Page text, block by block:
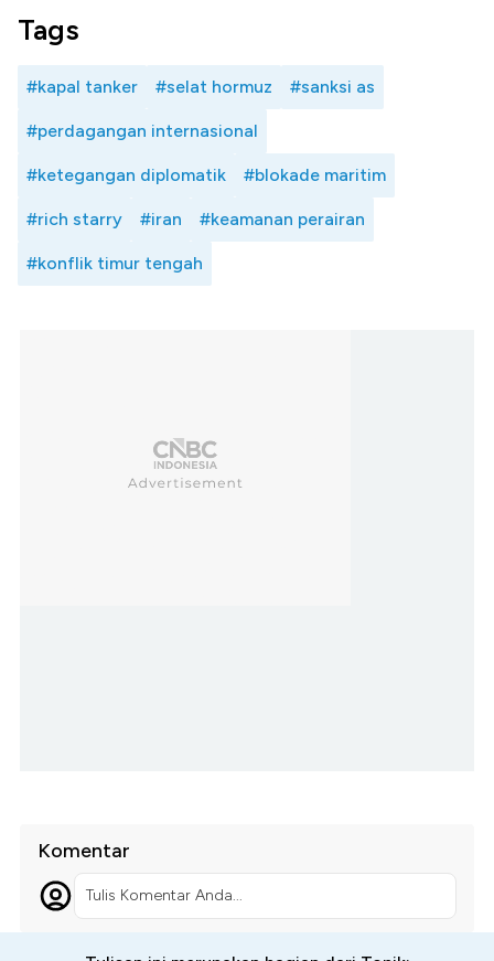
Tags
#kapal tanker #selat hormuz #sanksi as
#perdagangan internasional
#ketegangan diplomatik #blokade maritim
#rich starry #iran #keamanan perairan
#konflik timur tengah
Komentar
Tulis Komentar Anda...